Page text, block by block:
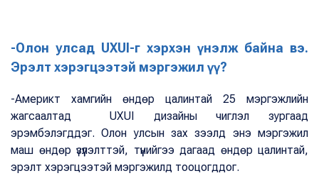
-Олон улсад UXUI-г хэрхэн үнэлж байна вэ.
Эрэлт хэрэгцээтэй мэргэжил үү?
-Америкт хамгийн өндөр цалинтай 25 мэргэжлийн
жагсаалтад UXUI дизайны чиглэл зургаад
эрэмбэлэгддэг. Олон улсын зах зээлд энэ мэргэжил
маш өндөр үзүүлэлттэй, түүнийгээ дагаад өндөр цалинтай,
эрэлт хэрэгцээтэй мэргэжилд тооцогддог.